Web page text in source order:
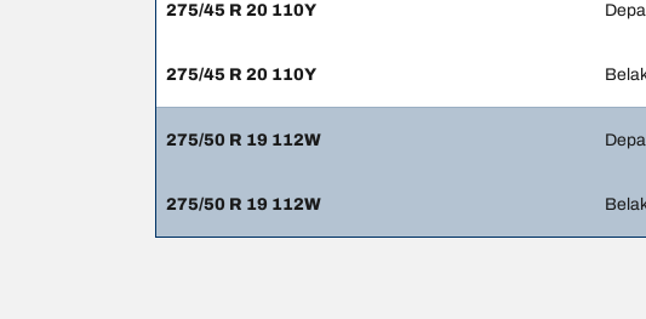
275/45 R 20 110Y
275/45 R 20 110Y
275/50 R 19 112W
275/50 R 19 112W